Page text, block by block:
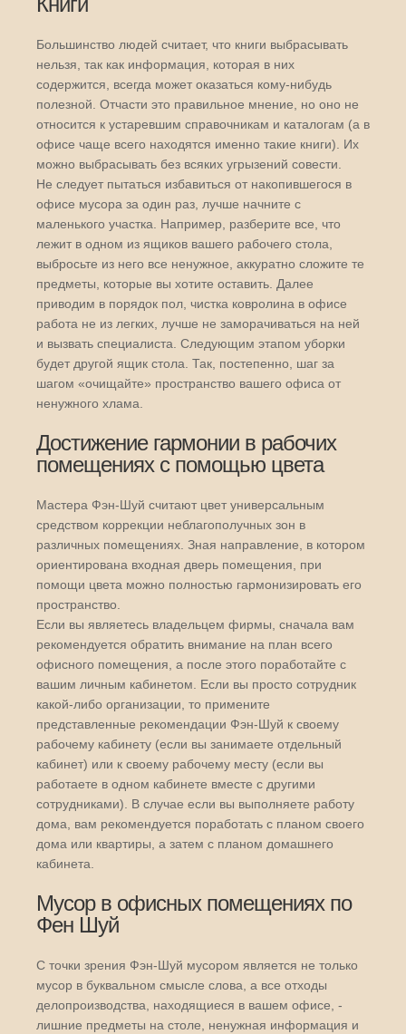
Большинство людей считает, что книги выбрасывать
нельзя, так как информация, которая в них
содержится, всегда может оказаться кому-нибудь
полезной. Отчасти это правильное мнение, но оно не
относится к устаревшим справочникам и каталогам (а в
офисе чаще всего находятся именно такие книги). Их
можно выбрасывать без всяких угрызений совести.
Не следует пытаться избавиться от накопившегося в
офисе мусора за один раз, лучше начните с
маленького участка. Например, разберите все, что
лежит в одном из ящиков вашего рабочего стола,
выбросьте из него все ненужное, аккуратно сложите те
предметы, которые вы хотите оставить. Далее
приводим в порядок пол, чистка ковролина в офисе
работа не из легких, лучше не заморачиваться на ней
и вызвать специалиста. Следующим этапом уборки
будет другой ящик стола. Так, постепенно, шаг за
шагом «очищайте» пространство вашего офиса от
ненужного хлама.
Достижение гармонии в рабочих
помещениях с помощью цвета
Мастера Фэн-Шуй считают цвет универсальным
средством коррекции неблагополучных зон в
различных помещениях. Зная направление, в котором
ориентирована входная дверь помещения, при
помощи цвета можно полностью гармонизировать его
пространство.
Если вы являетесь владельцем фирмы, сначала вам
рекомендуется обратить внимание на план всего
офисного помещения, а после этого поработайте с
вашим личным кабинетом. Если вы просто сотрудник
какой-либо организации, то примените
представленные рекомендации Фэн-Шуй к своему
рабочему кабинету (если вы занимаете отдельный
кабинет) или к своему рабочему месту (если вы
работаете в одном кабинете вместе с другими
сотрудниками). В случае если вы выполняете работу
дома, вам рекомендуется поработать с планом своего
дома или квартиры, а затем с планом домашнего
кабинета.
Мусор в офисных помещениях по
Фен Шуй
С точки зрения Фэн-Шуй мусором является не только
мусор в буквальном смысле слова, а все отходы
делопроизводства, находящиеся в вашем офисе, -
лишние предметы на столе, ненужная информация и